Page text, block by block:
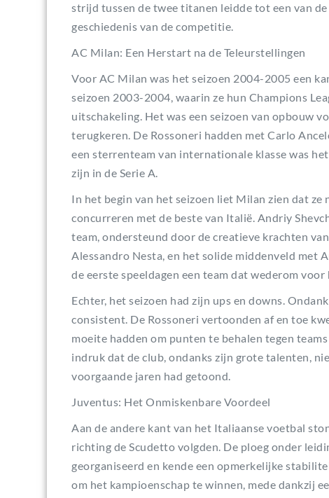
strijd tussen de twee titanen leidde tot een van
geschiedenis van de competitie.
AC Milan: Een Herstart na de Teleurstellingen
Voor AC Milan was het seizoen 2004-2005 een
seizoen 2003-2004, waarin ze hun Champions
uitschakeling. Het was een seizoen van opbouw
terugkeren. De Rossoneri hadden met Carlo
een sterrenteam van internationale klasse was
zijn in de Serie A.
In het begin van het seizoen liet Milan zien dat
concurreren met de beste van Italië. Andriy
team, ondersteund door de creatieve krachten
Alessandro Nesta, en het solide middenveld met
de eerste speeldagen een team dat wederom
Echter, het seizoen had zijn ups en downs.
consistent. De Rossoneri vertoonden af en toe
moeite hadden om punten te behalen tegen
indruk dat de club, ondanks zijn grote talenten,
voorgaande jaren had getoond.
Juventus: Het Onmiskenbare Voordeel
Aan de andere kant van het Italiaanse voetbal
richting de Scudetto volgden. De ploeg onder
georganiseerd en kende een opmerkelijke
om het kampioenschap te winnen, mede dankzij